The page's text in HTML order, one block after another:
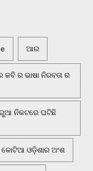
ଆର
ର ଭାଷା ନିରବତା ର
ନିକଟରେ ଘଟିଛି
କୋଟିଆ ଓଡ଼ିଶାର ଅଂଶ